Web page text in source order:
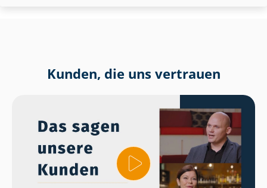
Kunden, die uns vertrauen